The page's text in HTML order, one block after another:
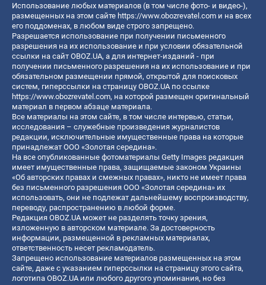
Использование любых материалов (в том числе фото- и видео-),
размещенных на этом сайте https://www.obozrevatel.com и на всех
его поддоменах, в любом виде строго запрещено.
Разрешается использование при получении письменного
разрешения на их использование и при условии обязательной
ссылки на сайт OBOZ.UA, а для интернет-изданий - при
получении письменного разрешения на их использование и при
обязательном размещении прямой, открытой для поисковых
систем, гиперссылки на страницу OBOZ.UA по ссылке
https://www.obozrevatel.com, на которой размещен оригинальный
материал в первом абзаце материала.
Все материалы на этом сайте, в том числе интервью, статьи,
исследования – служебные произведения журналистов
редакции, исключительные имущественные права на которые
принадлежат ООО «Золотая середина».
На все опубликованные фотоматериалы Getty Images редакция
имеет имущественные права, защищаемые законом Украины
«Об авторских правах и смежных правах», никто не имеет права
без письменного разрешения ООО «Золотая середина» их
использовать, они не подлежат дальнейшему воспроизводству,
переводу, распространению в любой форме.
Редакция OBOZ.UA может не разделять точку зрения,
изложенную в авторском материале. За достоверность
информации, размещенной в рекламных материалах,
ответственность несет рекламодатель.
Запрещено использование материалов размещенных на этом
сайте, даже с указанием гиперссылки на страницу этого сайта,
логотипа OBOZ.UA или любого другого упоминания, но без